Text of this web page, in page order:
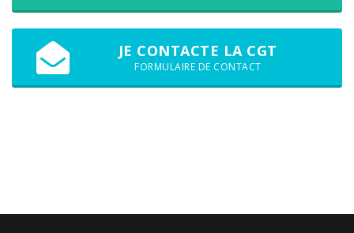
JE CONTACTE LA CGT
FORMULAIRE DE CONTACT